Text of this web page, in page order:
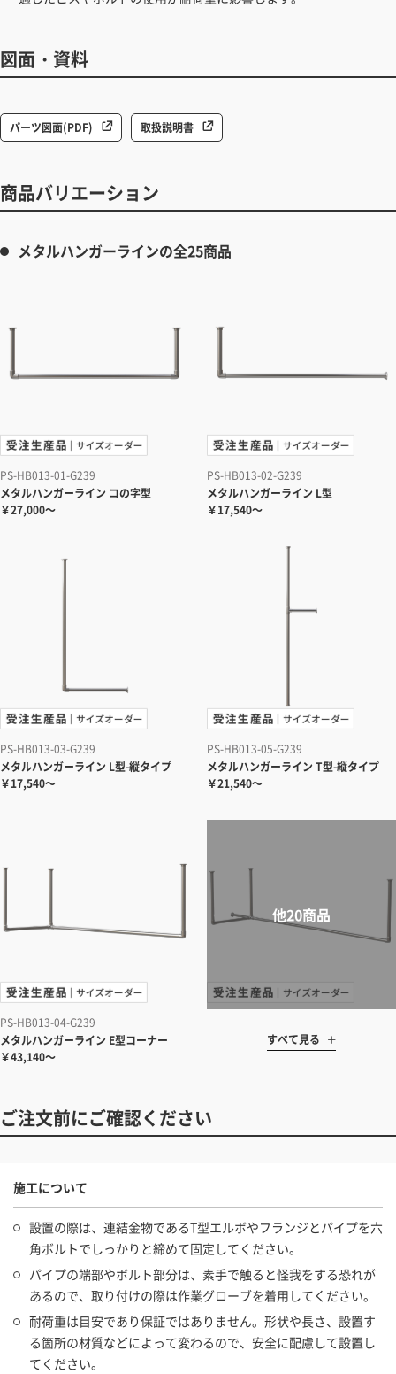
図面・資料
パーツ図面(PDF) 取扱説明書
商品バリエーション
メタルハンガーラインの全25商品
PS-HB013-01-G239
メタルハンガーライン コの字型
￥27,000～
PS-HB013-02-G239
メタルハンガーライン L型
￥17,540～
PS-HB013-03-G239
メタルハンガーライン L型-縦タイプ
￥17,540～
PS-HB013-05-G239
メタルハンガーライン T型-縦タイプ
￥21,540～
PS-HB013-04-G239
メタルハンガーライン E型コーナー
￥43,140～
すべて見る
ご注文前にご確認ください
施工について
設置の際は、連結金物であるT型エルボやフランジとパイプを六
角ボルトでしっかりと締めて固定してください。
パイプの端部やボルト部分は、素手で触ると怪我をする恐れが
あるので、取り付けの際は作業グローブを着用してください。
耐荷重は目安であり保証ではありません。形状や長さ、設置す
る箇所の材質などによって変わるので、安全に配慮して設置し
てください。